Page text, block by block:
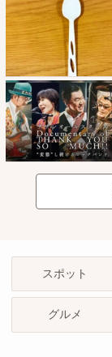
スポット
グルメ